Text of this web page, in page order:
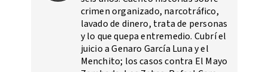
crimen organizado, narcotráfico,
lavado de dinero, trata de personas
y lo que quepa entremedio. Cubrí el
juicio a Genaro García Luna y el
Menchito; los casos contra El Mayo